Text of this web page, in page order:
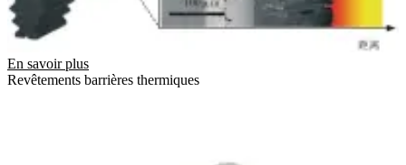
En savoir plus
Revêtements barrières thermiques